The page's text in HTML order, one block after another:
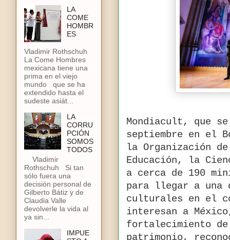
Mondiacult, que
septiembre en el
la Organización
Educación, la
a cerca de 190
para llegar a
culturales en el
interesan a
fortalecimiento
patrimonio,
LA
COME
HOMBR
ES
Vladimir Rothschuh
La Come Hombres
mexicana tiene una
prima en el viejo
mundo que se ha
extendido hasta el
sudeste asiát...
LA
CORRU
PCIÓN
SOMOS
TODOS
Vladimir
Rothschuh Si tan
sólo fuera una
decisión personal de
Gilberto Bátiz y de
Claudia Valle
devolverle la vida al
ya sin...
IMPUE